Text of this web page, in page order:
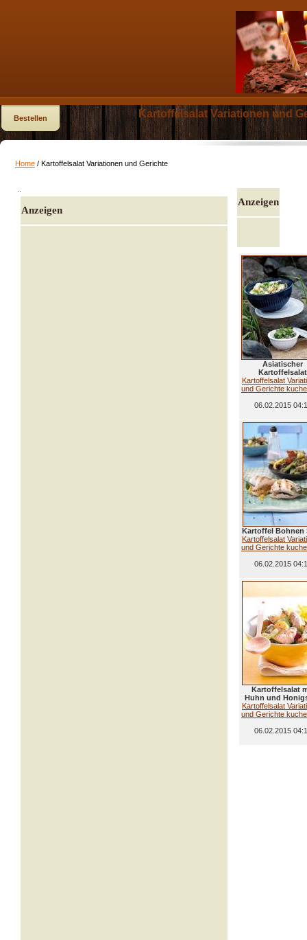
Bestellen Kartoffelsalat Variationen und
Home / Kartoffelsalat Variationen und Gerichte
Anzeigen
Anzeigen
Asiatischer
Kartoffelsalat
Kartoffelsalat
und Gerichte
06.02.2015
Kartoffel Bohnen
Kartoffelsalat
und Gerichte
06.02.2015
Kartoffelsalat
Huhn und
Kartoffelsalat
und Gerichte
06.02.2015